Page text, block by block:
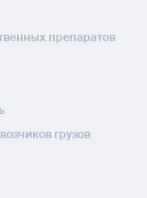
препаратов
грузов